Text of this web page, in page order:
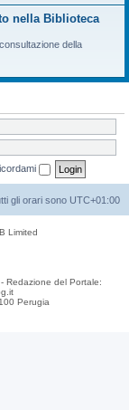
nella Biblioteca
della
gli orari sono UTC+01:00
Limited
Redazione del Portale:
Perugia